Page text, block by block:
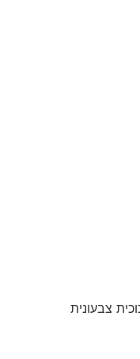
צבעונית